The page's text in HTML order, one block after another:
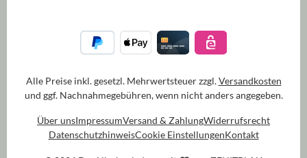
Alle Preise inkl. gesetzl. Mehrwertsteuer zzgl.Versandkosten
und ggf. Nachnahmegebühren, wenn nicht anders angegeben.
Über unsImpressumVersand & ZahlungWiderrufsrecht
DatenschutzhinweisCookie EinstellungenKontakt